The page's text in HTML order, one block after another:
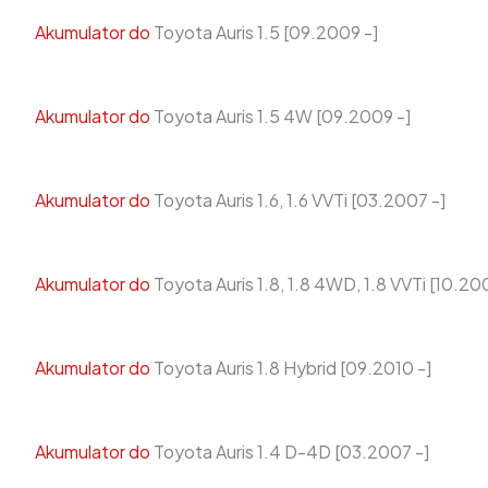
Akumulator do Toyota Auris 1.5 [09.2009 -]
Akumulator do Toyota Auris 1.5 4W [09.2009 -]
Akumulator do Toyota Auris 1.6, 1.6 VVTi [03.2007 -]
Akumulator do Toyota Auris 1.8, 1.8 4WD, 1.8 VVTi
Akumulator do Toyota Auris 1.8 Hybrid [09.2010 -]
Akumulator do Toyota Auris 1.4 D-4D [03.2007 -]